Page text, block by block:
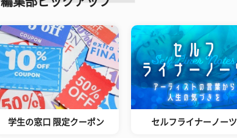
学生の窓口 限定クーポン セルフライナーノーツ